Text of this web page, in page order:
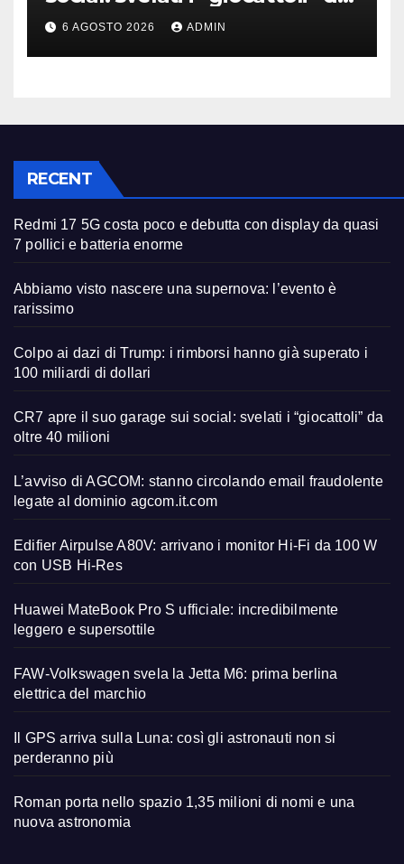
oltre 40 milioni
6 AGOSTO 2026 ADMIN
RECENT
Redmi 17 5G costa poco e debutta con display da quasi
7 pollici e batteria enorme
Abbiamo visto nascere una supernova: l’evento è
rarissimo
Colpo ai dazi di Trump: i rimborsi hanno già superato i
100 miliardi di dollari
CR7 apre il suo garage sui social: svelati i “giocattoli” da
oltre 40 milioni
L’avviso di AGCOM: stanno circolando email fraudolente
legate al dominio agcom.it.com
Edifier Airpulse A80V: arrivano i monitor Hi-Fi da 100 W
con USB Hi-Res
Huawei MateBook Pro S ufficiale: incredibilmente
leggero e supersottile
FAW-Volkswagen svela la Jetta M6: prima berlina
elettrica del marchio
Il GPS arriva sulla Luna: così gli astronauti non si
perderanno più
Roman porta nello spazio 1,35 milioni di nomi e una
nuova astronomia